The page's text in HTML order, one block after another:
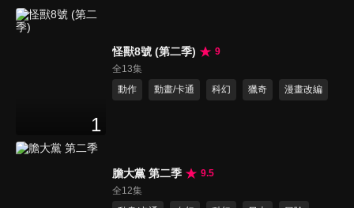
1
怪獸8號 (第二季)
9
全13集
動作
動畫/卡通 科幻 獵奇 漫畫改編
膽大黨 第二季
9.5
全12集